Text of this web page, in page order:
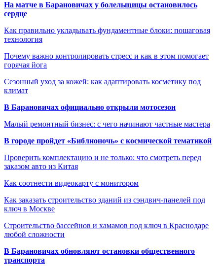
На матче в Барановичах у болельщицы остановилось
сердце
Как правильно укладывать фундаментные блоки: пошаговая
технология
Почему важно контролировать стресс и как в этом помогает
горячая йога
Сезонный уход за кожей: как адаптировать косметику под
климат
В Барановичах официально открыли мотосезон
Малый ремонтный бизнес: с чего начинают частные мастера
В городе пройдет «Библионочь» с космической тематикой
Проверить комплектацию и не только: что смотреть перед
заказом авто из Китая
Как соотнести видеокарту с монитором
Как заказать строительство зданий из сэндвич-панелей под
ключ в Москве
Строительство бассейнов и хамамов под ключ в Краснодаре
любой сложности
В Барановичах обновляют остановки общественного
транспорта